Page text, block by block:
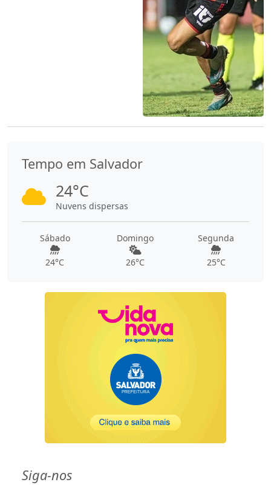
Tempo em Salvador
24°C
Nuvens dispersas
Sábado
24°C
Domingo
26°C
Segunda
25°C
Siga-nos